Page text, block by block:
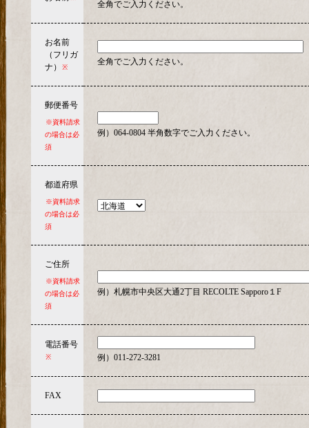
全角でご入力ください。
お名前
（フリガ
ナ）
※
全角でご入力ください。
郵便番号
※資料請求
の場合は必
須
例）064-0804 半角数字でご入力ください。
都道府県
※資料請求
の場合は必
須
ご住所
※資料請求
の場合は必
須
例）札幌市中央区大通2丁目 RECOLTE Sapporo１F
電話番号
※ 例）011-272-3281
FAX